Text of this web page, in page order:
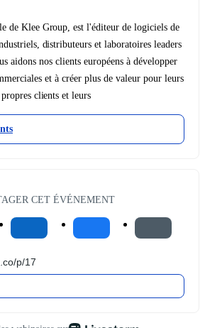
de Klee Group, est l'éditeur de logiciels de
distributeurs et laboratoires leaders
aidons nos clients européens à développer
et à créer plus de valeur pour leurs
propres clients et leurs
CET ÉVÉNEMENT